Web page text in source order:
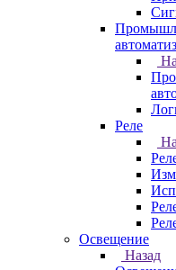
Реле
Освещение
Назад